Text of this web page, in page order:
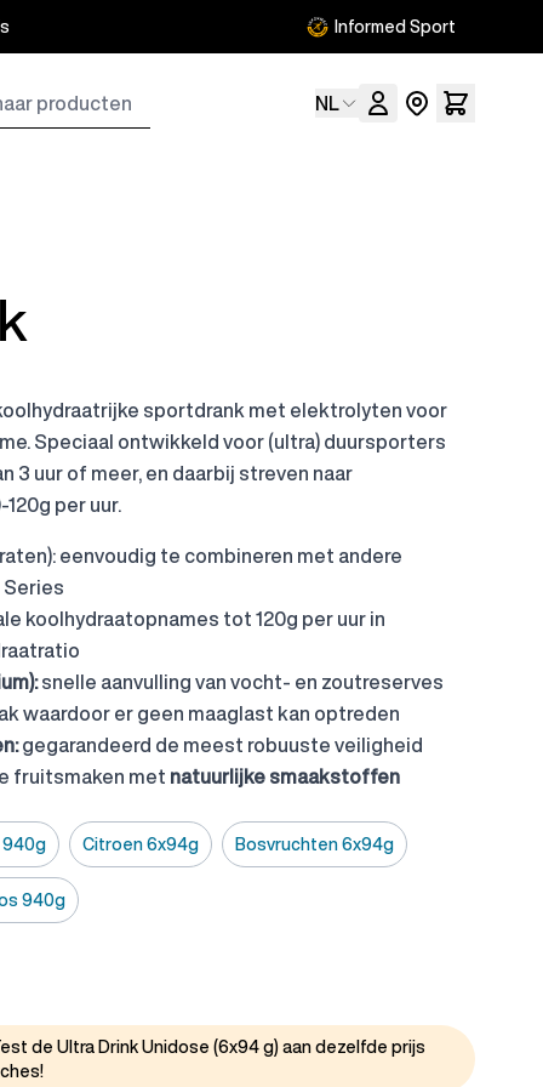
Informed Sport
Taal
NL
sportdrank met elektrolyten voor
Speciaal ontwikkeld voor (ultra) duursporters
3 uur of meer, en daarbij streven naar
per uur.
eenvoudig te combineren met andere
koolhydraatopnames tot 120g per uur in
snelle aanvulling van vocht- en zoutreserves
waardoor er geen maaglast kan optreden
gegarandeerd de meest robuuste veiligheid
fruitsmaken met natuurlijke smaakstoffen
Citroen 6x94g Bosvruchten 6x94g
940g
de Ultra Drink Unidose (6x94 g) aan dezelfde prijs